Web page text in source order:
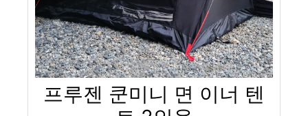
프루젠 쿤미니 면 이너 텐